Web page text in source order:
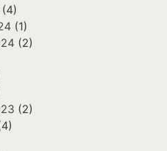
(4)
(1)
(2)
(2)